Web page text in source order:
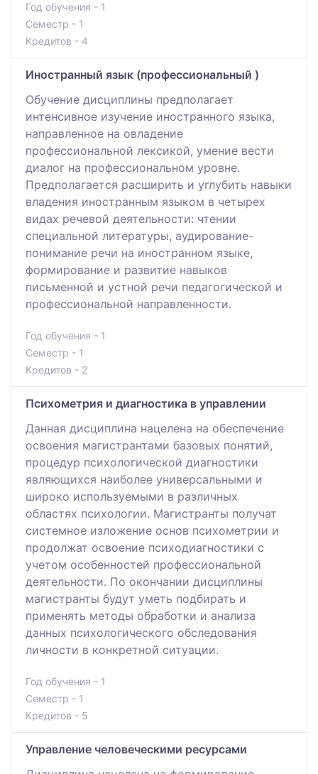
Год обучения - 1
Семестр - 1
Кредитов - 4
Иностранный язык (профессиональный )
Обучение дисциплины предполагает
интенсивное изучение иностранного языка,
направленное на овладение
профессиональной лексикой, умение вести
диалог на профессиональном уровне.
Предполагается расширить и углубить навыки
владения иностранным языком в четырех
видах речевой деятельности: чтении
специальной литературы, аудирование-
понимание речи на иностранном языке,
формирование и развитие навыков
письменной и устной речи педагогической и
профессиональной направленности.
Год обучения - 1
Семестр - 1
Кредитов - 2
Психометрия и диагностика в управлении
Данная дисциплина нацелена на обеспечение
освоения магистрантами базовых понятий,
процедур психологической диагностики
являющихся наиболее универсальными и
широко используемыми в различных
областях психологии. Магистранты получат
системное изложение основ психометрии и
продолжат освоение психодиагностики с
учетом особенностей профессиональной
деятельности. По окончании дисциплины
магистранты будут уметь подбирать и
применять методы обработки и анализа
данных психологического обследования
личности в конкретной ситуации.
Год обучения - 1
Семестр - 1
Кредитов - 5
Управление человеческими ресурсами